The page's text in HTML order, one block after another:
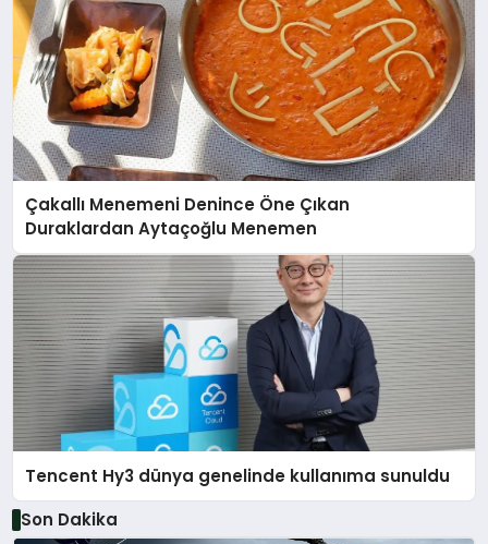
Çakallı Menemeni Denince Öne Çıkan
Duraklardan Aytaçoğlu Menemen
Tencent Hy3 dünya genelinde kullanıma sunuldu
Son Dakika